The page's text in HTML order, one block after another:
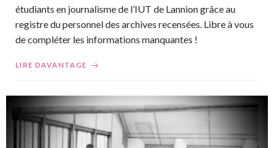
étudiants en journalisme de l’IUT de Lannion grâce au
registre du personnel des archives recensées. Libre à vous
de compléter les informations manquantes !
LIRE DAVANTAGE